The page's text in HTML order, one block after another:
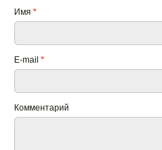
Имя *
E-mail *
Комментарий